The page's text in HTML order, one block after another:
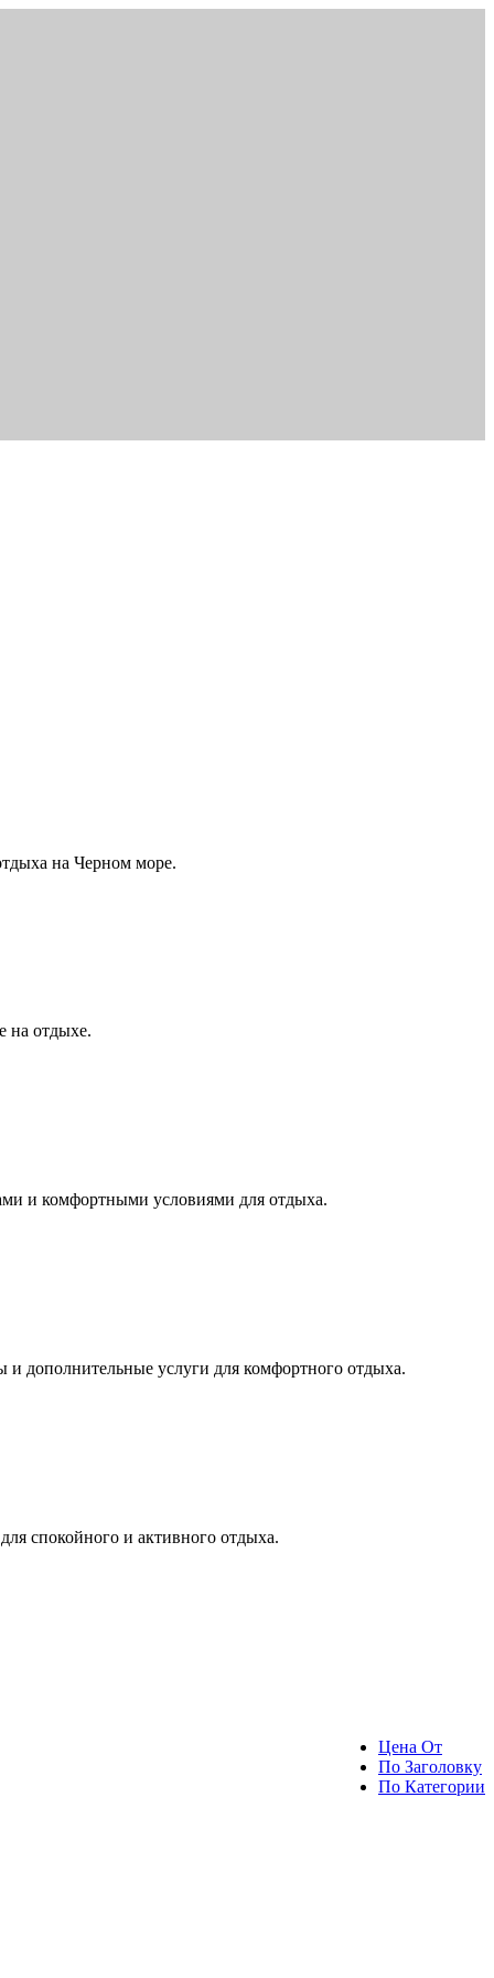
на Черном море.
на отдыхе.
и комфортными условиями для отдыха.
дополнительные услуги для комфортного отдыха.
спокойного и активного отдыха.
Цена От
По Заголовку
По Категории